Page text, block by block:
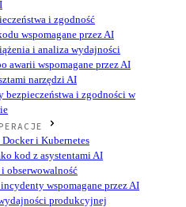
i zgodność
wspomagane przez AI
i analiza wydajności
awarii wspomagane przez AI
narzędzi AI
bezpieczeństwa i zgodności w
i Kubernetes
kod z asystentami AI
obserwowalność
wspomagane przez AI
produkcyjnej